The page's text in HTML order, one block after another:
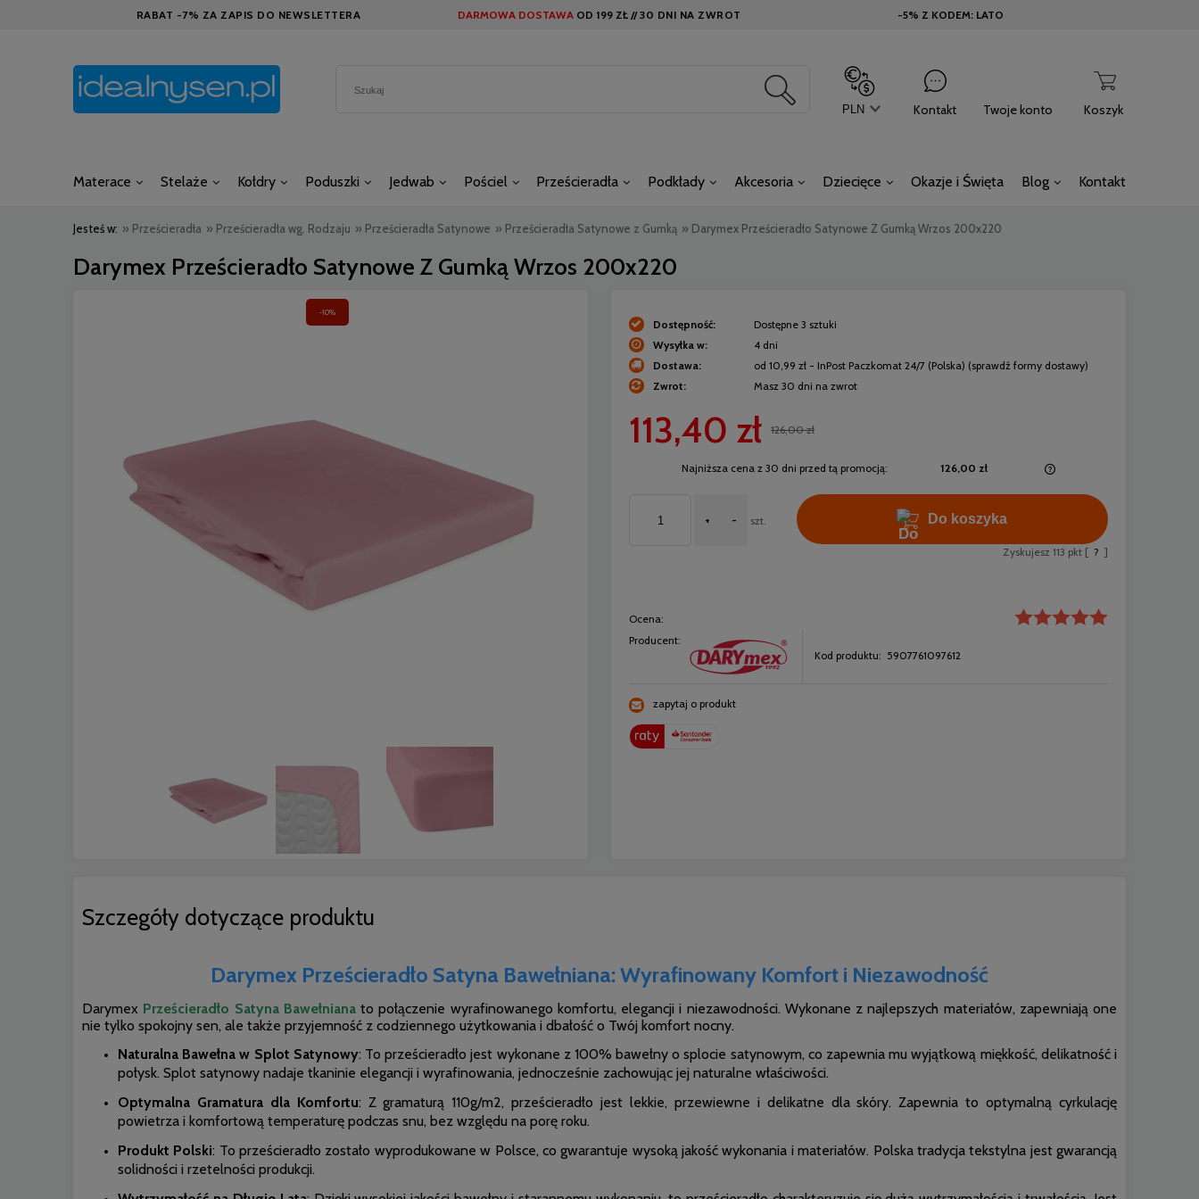
RABAT -7% ZA ZAPIS DO NEWSLETTERA DARMOWA DOSTAWA OD 199 ZŁ //30 DNI NA ZWROT -5% Z KODEM: LATO
Koszyk
Kontakt Twoje konto
Materace Stelaże Kołdry Poduszki Jedwab Pościel Prześcieradła Podkłady Akcesoria Dziecięce Okazje i Święta Blog Kontakt
Jesteś w: » Prześcieradła » Prześcieradła wg. Rodzaju » Prześcieradła Satynowe » Prześcieradła Satynowe z Gumką » Darymex Prześcieradło Satynowe Z Gumką Wrzos 200x220
Darymex Prześcieradło Satynowe Z Gumką Wrzos 200x220
-10%
Dostępność:
Dostępne 3 sztuki
Wysyłka w:
4 dni
Dostawa:
od 10,99 zł - InPost Paczkomat 24/7 (Polska) (sprawdź formy dostawy)
Zwrot:
Masz 30 dni na zwrot
113,40 zł 126,00 zł
Najniższa cena z 30 dni przed tą promocją: 126,00 zł
Jeżeli produkt jest sprzedawany krócej niż
30 dni, wyświetlana jest najniższa cena od
momentu, kiedy produkt pojawił się w
+ - szt. Do koszyka
Zyskujesz 113 pkt [ ? ]
Ocena:
Producent:
Kod produktu: 5907761097612
zapytaj o produkt
Szczegóły dotyczące produktu
Darymex Prześcieradło Satyna Bawełniana: Wyrafinowany Komfort i Niezawodność
Darymex Prześcieradło Satyna Bawełnianato połączenie wyrafinowanego komfortu, elegancji i niezawodności. Wykonane z najlepszych materiałów, zapewniają one
nie tylko spokojny sen, ale także przyjemność z codziennego użytkowania i dbałość o Twój komfort nocny.
Naturalna Bawełna w Splot Satynowy: To prześcieradło jest wykonane z 100% bawełny o splocie satynowym, co zapewnia mu wyjątkową miękkość, delikatność i
połysk. Splot satynowy nadaje tkaninie elegancji i wyrafinowania, jednocześnie zachowując jej naturalne właściwości.
Optymalna Gramatura dla Komfortu: Z gramaturą 110g/m2, prześcieradło jest lekkie, przewiewne i delikatne dla skóry. Zapewnia to optymalną cyrkulację
powietrza i komfortową temperaturę podczas snu, bez względu na porę roku.
Produkt Polski: To prześcieradło zostało wyprodukowane w Polsce, co gwarantuje wysoką jakość wykonania i materiałów. Polska tradycja tekstylna jest gwarancją
solidności i rzetelności produkcji.